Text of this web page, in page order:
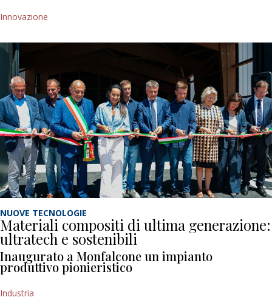
Innovazione
NUOVE TECNOLOGIE
Materiali compositi di ultima generazione:
ultratech e sostenibili
Inaugurato a Monfalcone un impianto
produttivo pionieristico
Industria